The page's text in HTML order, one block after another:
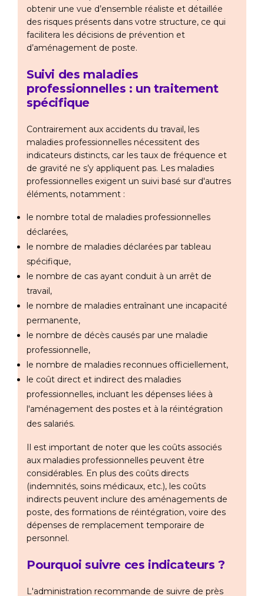
obtenir une vue d’ensemble réaliste et détaillée
des risques présents dans votre structure, ce qui
facilitera les décisions de prévention et
d’aménagement de poste.
Suivi des maladies
professionnelles : un traitement
spécifique
Contrairement aux accidents du travail, les
maladies professionnelles nécessitent des
indicateurs distincts, car les taux de fréquence et
de gravité ne s’y appliquent pas. Les maladies
professionnelles exigent un suivi basé sur d'autres
éléments, notamment :
le nombre total de maladies professionnelles
déclarées,
le nombre de maladies déclarées par tableau
spécifique,
le nombre de cas ayant conduit à un arrêt de
travail,
le nombre de maladies entraînant une incapacité
permanente,
le nombre de décès causés par une maladie
professionnelle,
le nombre de maladies reconnues officiellement,
le coût direct et indirect des maladies
professionnelles, incluant les dépenses liées à
l'aménagement des postes et à la réintégration
des salariés.
Il est important de noter que les coûts associés
aux maladies professionnelles peuvent être
considérables. En plus des coûts directs
(indemnités, soins médicaux, etc.), les coûts
indirects peuvent inclure des aménagements de
poste, des formations de réintégration, voire des
dépenses de remplacement temporaire de
personnel.
Pourquoi suivre ces indicateurs ?
L'administration recommande de suivre de près